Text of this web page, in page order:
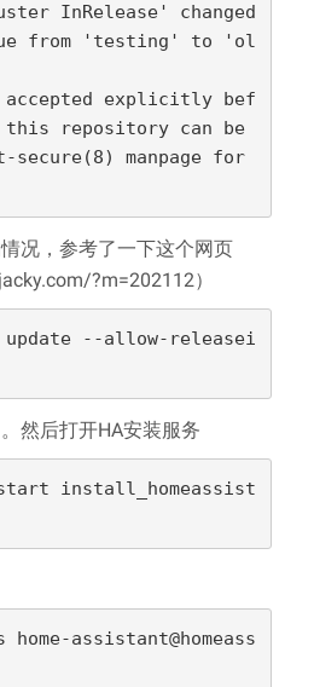
InRelease' changed
from 'testing' to 'ol
accepted explicitly bef
this repository can be
secure(8) manpage for
况，参考了一下这个网页
?m=202112）
--allow-releasei
然后打开HA安装服务
install_homeassist
assistant@homeass